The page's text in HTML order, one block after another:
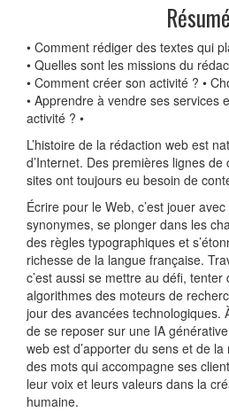
Résumé
• Comment rédiger des textes qui
• Quelles sont les missions du
• Comment créer son activité ? •
• Apprendre à vendre ses services
activité ? •
L’histoire de la rédaction web est
d’Internet. Des premières lignes de
sites ont toujours eu besoin de
Écrire pour le Web, c’est jouer
synonymes, se plonger dans les
des règles typographiques et
richesse de la langue française.
c’est aussi se mettre au défi,
algorithmes des moteurs de
jour des avancées technologiques.
de se reposer sur une IA
web est d’apporter du sens et de la
des mots qui accompagne ses
leur voix et leurs valeurs dans la
humaine.